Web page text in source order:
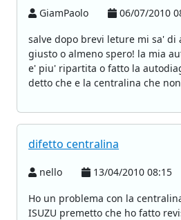
GiamPaolo
06/07/2010
salve dopo brevi leture mi sa' di
giusto o almeno spero! la mia
e' piu' ripartita o fatto la
detto che e la centralina che
difetto centralina
nello
13/04/2010 08:15
Ho un problema con la
ISUZU premetto che ho fatto